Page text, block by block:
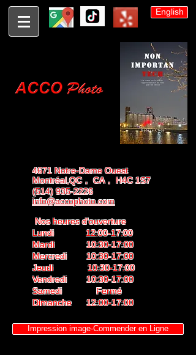
English
4671 Notre-Dame Ouest
Montréal,QC， CA， H4C 1S7
(514) 935-2226
info@accophoto.com
Nos heures d'ouverture
Lundi 12:00-17:00
Mardi 10:30-17:00
Mercredi 10:30-17:00
Jeudi 10:30-17:00
Vendredi 10:30-17:00
Samedi Fermé
Dimanche 12:00-17:00
Impression image-Commender en Ligne